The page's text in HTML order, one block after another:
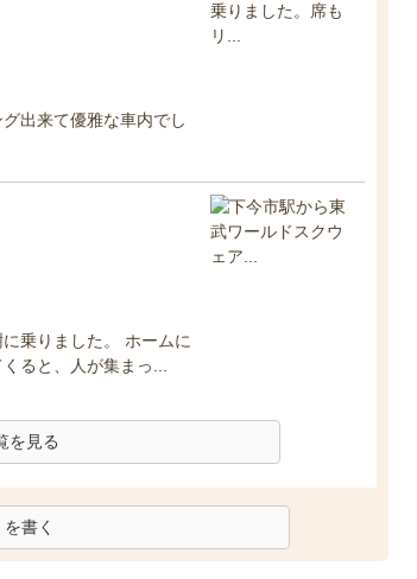
出来て優雅な車内でし
乗りました。 ホームに
ると、人が集まっ...
を見る
書く